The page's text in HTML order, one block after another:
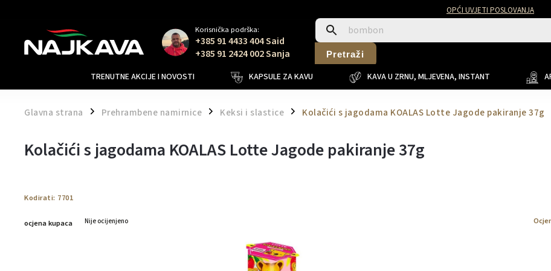
OPĆI UVJETI POSLOVANJA
Korisnička podrška:
+385 91 4433 404 Said
+385 91 2424 002 Sanja
Pretraži
TRENUTNE AKCIJE I NOVOSTI KAPSULE ZA KAVU KAVA U ZRNU, MLJEVENA, INSTANT
Glavna strana / Prehrambene namirnice / Keksi i slastice / Kolačići s jagodama KOALAS Lotte Jagode pakiranje 37g
Kolačići s jagodama KOALAS Lotte Jagode pakiranje 37g
Kodirati: 7701
ocjena kupaca Nije ocijenjeno